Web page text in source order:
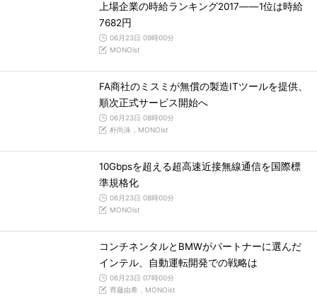
上場企業の時給ランキング2017――1位は時給
7682円
06月23日 09時00分
MONOist
FA商社のミスミが無償の製造ITツールを提供、
順次正式サービス開始へ
06月23日 08時00分
朴尚洙，MONOist
10Gbpsを超える超高速近接無線通信を国際標
準規格化
06月23日 08時00分
MONOist
コンチネンタルとBMWがパートナーに選んだ
インテル、自動運転開発での戦略は
06月23日 07時00分
齊藤由希，MONOist